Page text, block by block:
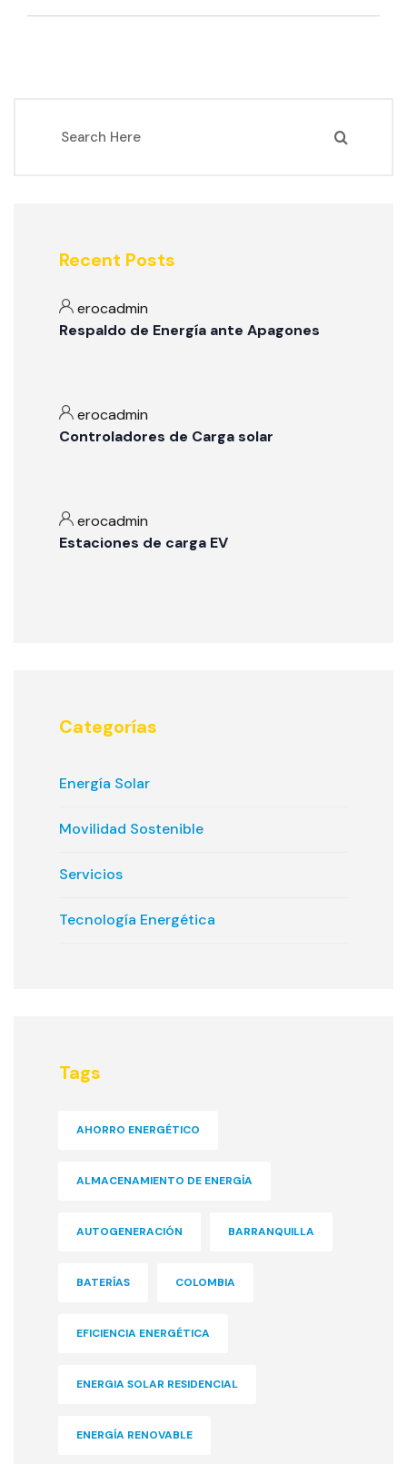
Recent Posts
erocadmin
Respaldo de Energía ante Apagones
erocadmin
Controladores de Carga solar
erocadmin
Estaciones de carga EV
Categorías
Energía Solar
Movilidad Sostenible
Servicios
Tecnología Energética
Tags
AHORRO ENERGÉTICO
ALMACENAMIENTO DE ENERGÍA
AUTOGENERACIÓN BARRANQUILLA
BATERÍAS COLOMBIA
EFICIENCIA ENERGÉTICA
ENERGIA SOLAR RESIDENCIAL
ENERGÍA RENOVABLE